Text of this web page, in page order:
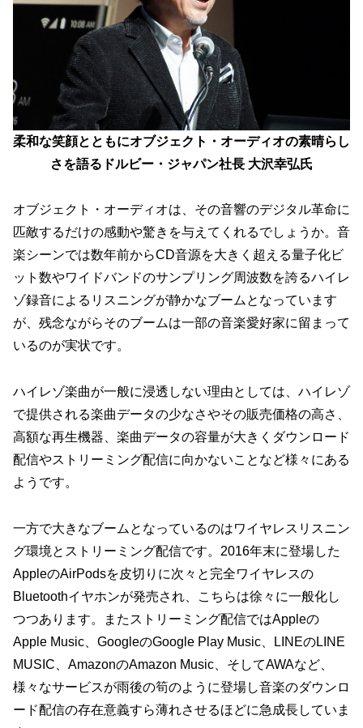
柔和な笑顔とともにオブジェクト・オーディオの素晴らし
さを語るドルビー・ジャパン社長 大沢幸弘氏
オブジェクト・オーディオは、その音響のデジタル革命に
匹敵するだけの感動や驚きを与えてくれるでしょうか。音
楽シーンでは数年前からCD音源を大きく超える量子化ビ
ット数やワイドバンドのサンプリング周波数を誇るハイレ
ゾ録音によるリスニングが静かなブームとなっています
が、残念ながらそのブームは一部の音楽愛好家に留まって
いるのが実状です。
ハイレゾ楽曲が一般に浸透しない理由としては、ハイレゾ
で提供される楽曲データの少なさやその販売価格の高さ、
高額な再生機器、楽曲データの容量が大きくダウンロード
配信やストリーミング配信に向かないことなど様々にある
ようです。
一方で大きなブームとなっているのはワイヤレスリスニン
グ環境とストリーミング配信です。2016年末に登場した
AppleのAirPodsを皮切りに次々と完全ワイヤレスの
Bluetoothイヤホンが発売され、こちらは徐々に一般化し
つつあります。またストリーミング配信ではAppleの
Apple Music、GoogleのGoogle Play Music、LINEのLINE
MUSIC、AmazonのAmazon Music、そしてAWAなど、
様々なサービスが雨後の筍のように登場し音楽のダウンロ
ード配信の存在意義すら薄れさせるほどに急成長していま